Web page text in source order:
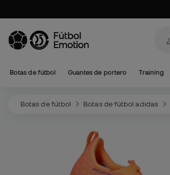
Botas de fútbol Guantes de portero Training
Botas de fútbol Botas de fútbol adidas